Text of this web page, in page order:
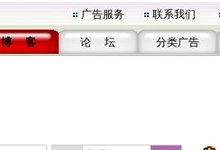
广告服务 联系我们
博 客 论 坛 分类广告